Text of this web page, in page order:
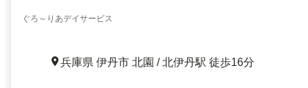
ぐろ～りあデイサービス
兵庫県 伊丹市 北園 / 北伊丹駅 徒歩16分